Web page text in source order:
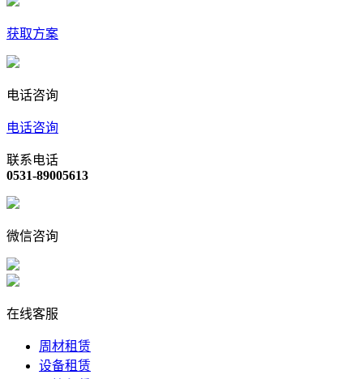
获取方案
电话咨询
电话咨询
联系电话
0531-89005613
微信咨询
在线客服
周材租赁
设备租赁